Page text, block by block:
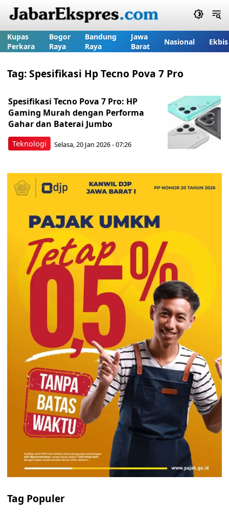
Kupas
Perkara
Bogor
Raya
Bandung
Raya
Jawa
Barat
Nasional Ekbis
Tag:Spesifikasi Hp Tecno Pova 7 Pro
Teknologi
Spesifikasi Tecno Pova 7 Pro: HP
Gaming Murah dengan Performa
Gahar dan Baterai Jumbo
Selasa, 20 Jan 2026 - 07:26
Tag Populer